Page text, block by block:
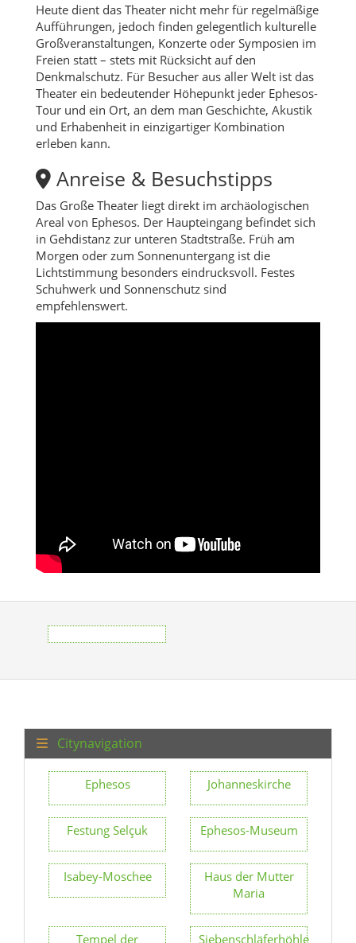
Heute dient das Theater nicht mehr für regelmäßige
Aufführungen, jedoch finden gelegentlich kulturelle
Großveranstaltungen, Konzerte oder Symposien im
Freien statt – stets mit Rücksicht auf den
Denkmalschutz. Für Besucher aus aller Welt ist das
Theater ein bedeutender Höhepunkt jeder Ephesos-
Tour und ein Ort, an dem man Geschichte, Akustik
und Erhabenheit in einzigartiger Kombination
erleben kann.
Anreise & Besuchstipps
Das Große Theater liegt direkt im archäologischen
Areal von Ephesos. Der Haupteingang befindet sich
in Gehdistanz zur unteren Stadtstraße. Früh am
Morgen oder zum Sonnenuntergang ist die
Lichtstimmung besonders eindrucksvoll. Festes
Schuhwerk und Sonnenschutz sind
empfehlenswert.
Citynavigation
Ephesos Johanneskirche
Festung Selçuk Ephesos-Museum
Isabey-Moschee
Haus der Mutter
Maria
Tempel der Siebenschläferhöhle